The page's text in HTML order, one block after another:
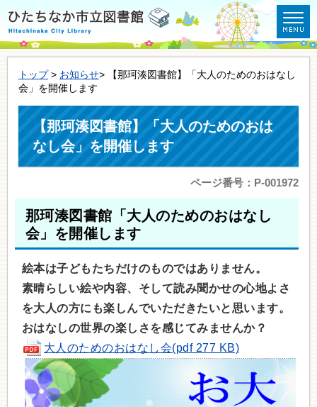
トップ> お知らせ> 【那珂湊図書館】「大人のためのおはなし
会」を開催します
【那珂湊図書館】「大人のためのおは
なし会」を開催します
ページ番号：P-001972
那珂湊図書館「大人のためのおはなし
会」を開催します
絵本は子どもたちだけのものではありません。
素晴らしい絵や内容、そして読み聞かせの心地よさ
を大人の方にも楽しんでいただきたいと思います。
おはなしの世界の楽しさを感じてみませんか？
大人のためのおはなし会(pdf 277 KB)